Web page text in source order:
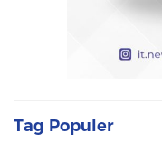
Tag Populer